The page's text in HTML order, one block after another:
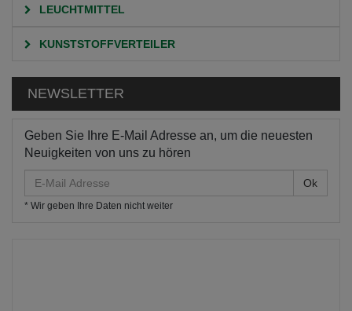
LEUCHTMITTEL
KUNSTSTOFFVERTEILER
NEWSLETTER
Geben Sie Ihre E-Mail Adresse an, um die neuesten
Neuigkeiten von uns zu hören
Mail
Adresse
* Wir geben Ihre Daten nicht weiter